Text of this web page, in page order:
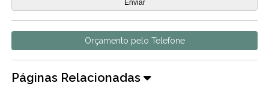
Orçamento pelo Telefone
Páginas Relacionadas